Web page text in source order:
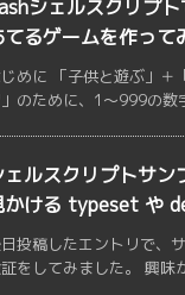
シェルスクリプ
てるゲームを作って
めに 「子供と遊ぶ」＋
のために、1〜999の数
ェルスクリプトサン
かける typeset や
投稿したエントリで、
をしてみました。 興味